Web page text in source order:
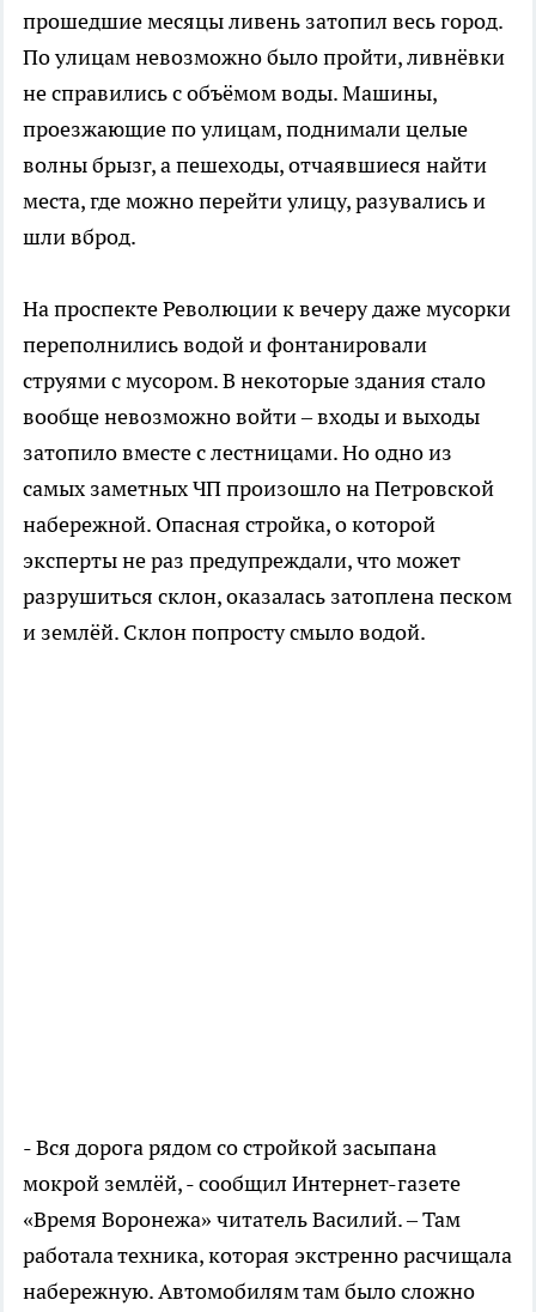
прошедшие месяцы ливень затопил весь город.
По улицам невозможно было пройти, ливнёвки
не справились с объёмом воды. Машины,
проезжающие по улицам, поднимали целые
волны брызг, а пешеходы, отчаявшиеся найти
места, где можно перейти улицу, разувались и
шли вброд.
На проспекте Революции к вечеру даже мусорки
переполнились водой и фонтанировали
струями с мусором. В некоторые здания стало
вообще невозможно войти – входы и выходы
затопило вместе с лестницами. Но одно из
самых заметных ЧП произошло на Петровской
набережной. Опасная стройка, о которой
эксперты не раз предупреждали, что может
разрушиться склон, оказалась затоплена песком
и землёй. Склон попросту смыло водой.
- Вся дорога рядом со стройкой засыпана
мокрой землёй, - сообщил Интернет-газете
«Время Воронежа» читатель Василий. – Там
работала техника, которая экстренно расчищала
набережную. Автомобилям там было сложно